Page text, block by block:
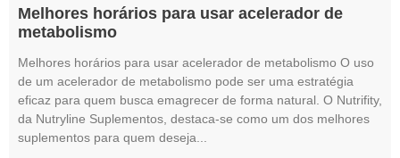
Melhores horários para usar acelerador de
metabolismo
Melhores horários para usar acelerador de metabolismo O uso
de um acelerador de metabolismo pode ser uma estratégia
eficaz para quem busca emagrecer de forma natural. O Nutrifity,
da Nutryline Suplementos, destaca-se como um dos melhores
suplementos para quem deseja